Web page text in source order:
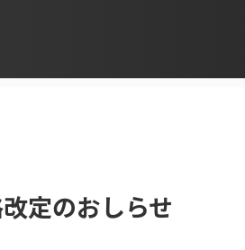
定のおしらせ